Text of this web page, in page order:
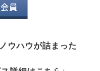
員
ウハウが詰まった